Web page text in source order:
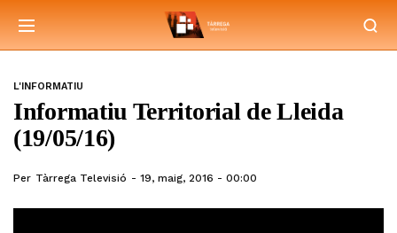
L'INFORMATIU
Informatiu Territorial de Lleida
(19/05/16)
Per Tàrrega Televisió 19, maig, 2016 - 00:00